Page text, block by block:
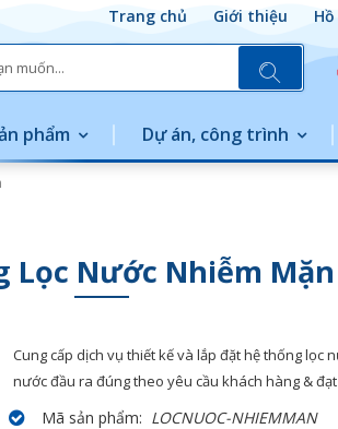
Trang chủ Giới thiệu
phẩm Dự án, công trình
Lọc Nước Nhiễm Mặn
Cung cấp dịch vụ thiết kế và lắp đặt hệ thống
nước đầu ra đúng theo yêu cầu khách hàng &
Mã sản phẩm: LOCNUOC-NHIEMMAN